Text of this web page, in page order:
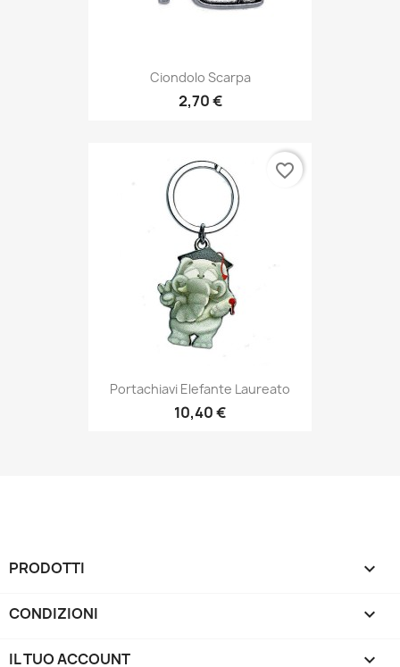
Ciondolo Scarpa
2,70 €
Portachiavi Elefante Laureato
10,40 €
favorite_border
PRODOTTI 
CONDIZIONI 
IL TUO ACCOUNT 